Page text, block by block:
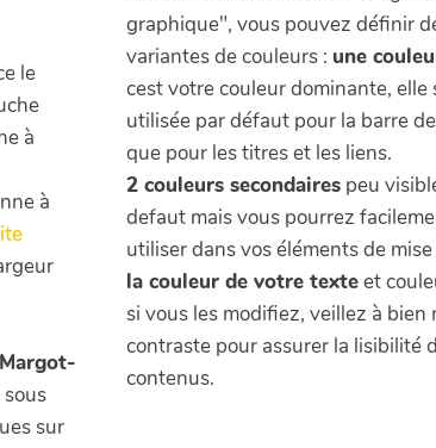
le
à
à
Margot-
sur
graphique", vous pouvez définir
variantes de couleurs : une
cest votre couleur dominante, elle
utilisée par défaut pour la barre
que pour les titres et les liens.
2 couleurs secondairespeu
defaut mais vous pourrez
utiliser dans vos éléments de
la couleur de votre texteet
si vous les modifiez, veillez à bien
contraste pour assurer la lisibilité
contenus.